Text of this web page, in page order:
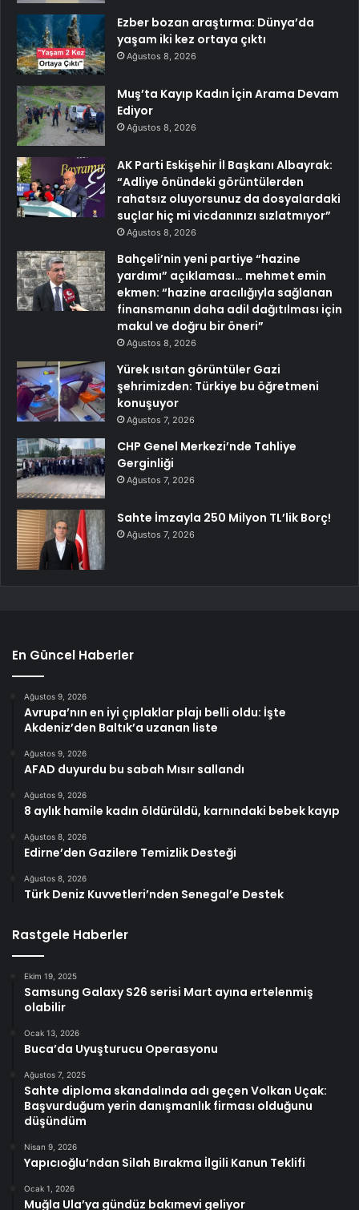
Ezber bozan araştırma: Dünya’da
yaşam iki kez ortaya çıktı
Ağustos 8, 2026
Muş’ta Kayıp Kadın İçin Arama Devam
Ediyor
Ağustos 8, 2026
AK Parti Eskişehir İl Başkanı Albayrak:
“Adliye önündeki görüntülerden
rahatsız oluyorsunuz da dosyalardaki
suçlar hiç mi vicdanınızı sızlatmıyor”
Ağustos 8, 2026
Bahçeli’nin yeni partiye “hazine
yardımı” açıklaması… mehmet emin
ekmen: “hazine aracılığıyla sağlanan
finansmanın daha adil dağıtılması için
makul ve doğru bir öneri”
Ağustos 8, 2026
Yürek ısıtan görüntüler Gazi
şehrimizden: Türkiye bu öğretmeni
konuşuyor
Ağustos 7, 2026
CHP Genel Merkezi’nde Tahliye
Gerginliği
Ağustos 7, 2026
Sahte İmzayla 250 Milyon TL’lik Borç!
Ağustos 7, 2026
En Güncel Haberler
Ağustos 9, 2026
Avrupa’nın en iyi çıplaklar plajı belli oldu: İşte
Akdeniz’den Baltık’a uzanan liste
Ağustos 9, 2026
AFAD duyurdu bu sabah Mısır sallandı
Ağustos 9, 2026
8 aylık hamile kadın öldürüldü, karnındaki bebek kayıp
Ağustos 8, 2026
Edirne’den Gazilere Temizlik Desteği
Ağustos 8, 2026
Türk Deniz Kuvvetleri’nden Senegal’e Destek
Rastgele Haberler
Ekim 19, 2025
Samsung Galaxy S26 serisi Mart ayına ertelenmiş
olabilir
Ocak 13, 2026
Buca’da Uyuşturucu Operasyonu
Ağustos 7, 2025
Sahte diploma skandalında adı geçen Volkan Uçak:
Başvurduğum yerin danışmanlık firması olduğunu
düşündüm
Nisan 9, 2026
Yapıcıoğlu’ndan Silah Bırakma İlgili Kanun Teklifi
Ocak 1, 2026
Muğla Ula’ya gündüz bakımevi geliyor